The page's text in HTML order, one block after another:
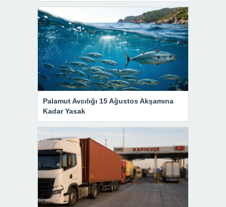
Palamut Avcılığı 15 Ağustos Akşamına
Kadar Yasak